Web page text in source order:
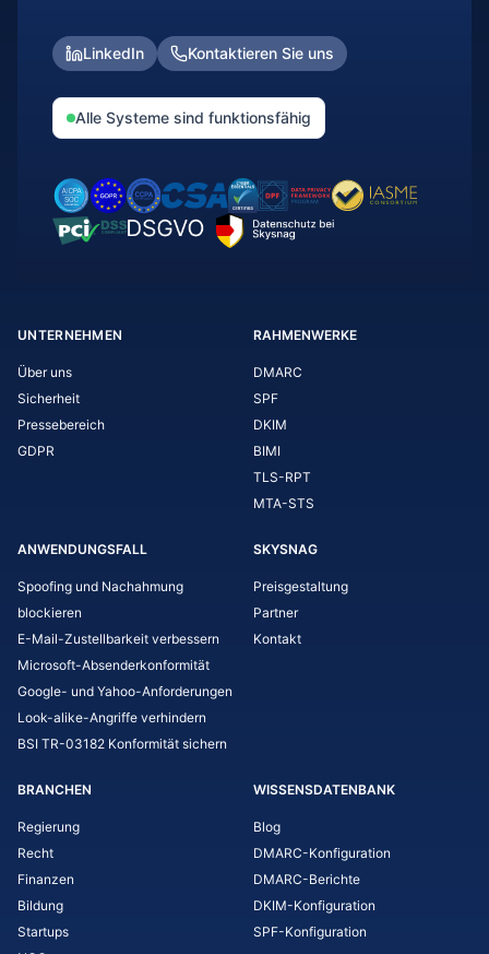
LinkedIn Kontaktieren Sie uns
Alle Systeme sind funktionsfähig
UNTERNEHMEN
Über uns
Sicherheit
Pressebereich
GDPR
RAHMENWERKE
DMARC
SPF
DKIM
BIMI
TLS-RPT
MTA-STS
ANWENDUNGSFALL
Spoofing und Nachahmung
blockieren
E-Mail-Zustellbarkeit verbessern
Microsoft-Absenderkonformität
Google- und Yahoo-Anforderungen
Look-alike-Angriffe verhindern
BSI TR-03182 Konformität sichern
SKYSNAG
Preisgestaltung
Partner
Kontakt
BRANCHEN
Regierung
Recht
Finanzen
Bildung
Startups
WISSENSDATENBANK
Blog
DMARC-Konfiguration
DMARC-Berichte
DKIM-Konfiguration
SPF-Konfiguration